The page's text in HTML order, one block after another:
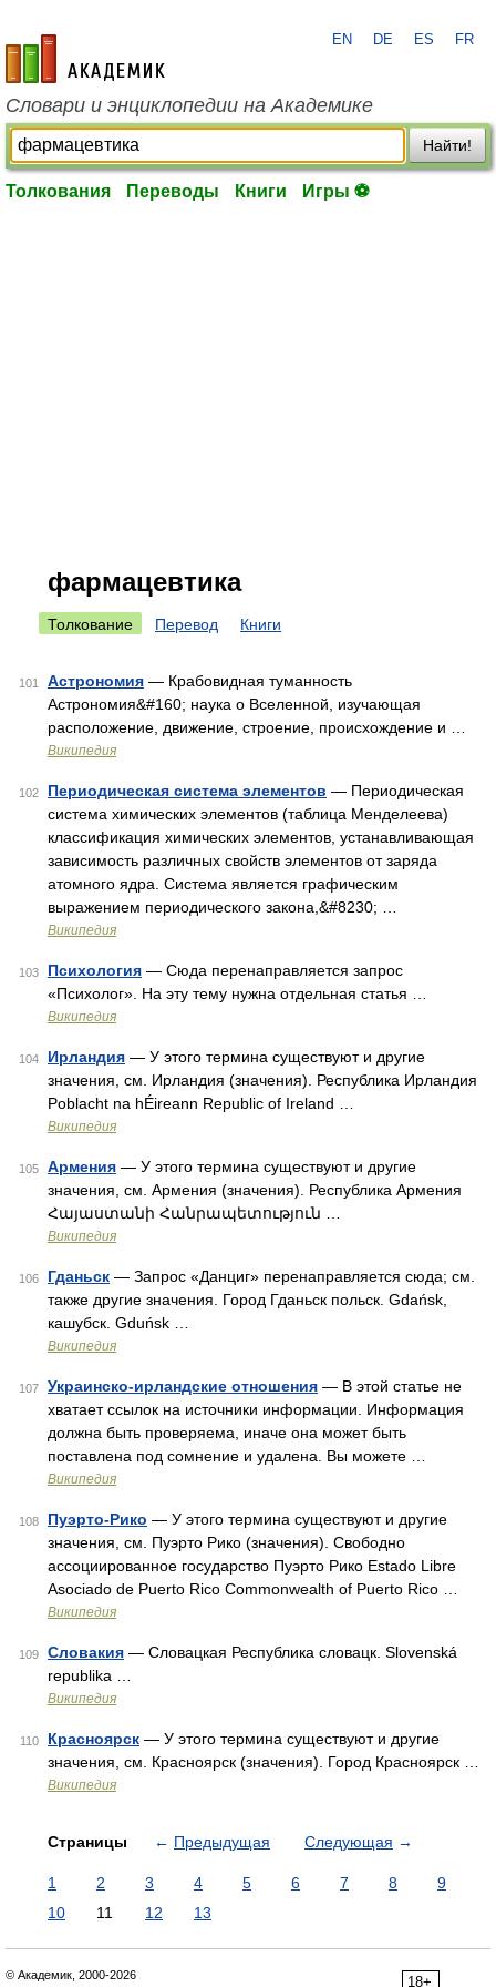
academic.ru
EN DE ES FR
Словари и энциклопедии на Академике
Найти!
Толкования Переводы Книги Игры ⚽
фармацевтика
Толкование Перевод Книги
101 Астрономия — Крабовидная туманность
Астрономия&#160; наука о Вселенной, изучающая
расположение, движение, строение, происхождение и …
Википедия
102 Периодическая система элементов — Периодическая
система химических элементов (таблица Менделеева)
классификация химических элементов, устанавливающая
зависимость различных свойств элементов от заряда
атомного ядра. Система является графическим
выражением периодического закона,&#8230; …
Википедия
103 Психология — Сюда перенаправляется запрос
«Психолог». На эту тему нужна отдельная статья …
Википедия
104 Ирландия — У этого термина существуют и другие
значения, см. Ирландия (значения). Республика Ирландия
Poblacht na hÉireann Republic of Ireland …
Википедия
105 Армения — У этого термина существуют и другие
значения, см. Армения (значения). Республика Армения
Հայաստանի Հանրապետություն …
Википедия
106 Гданьск — Запрос «Данциг» перенаправляется сюда; см.
также другие значения. Город Гданьск польск. Gdańsk,
кашубск. Gduńsk …
Википедия
107 Украинско-ирландские отношения — В этой статье не
хватает ссылок на источники информации. Информация
должна быть проверяема, иначе она может быть
поставлена под сомнение и удалена. Вы можете …
Википедия
108 Пуэрто-Рико — У этого термина существуют и другие
значения, см. Пуэрто Рико (значения). Свободно
ассоциированное государство Пуэрто Рико Estado Libre
Asociado de Puerto Rico Commonwealth of Puerto Rico …
Википедия
109 Словакия — Словацкая Республика словацк. Slovenská
republika …
Википедия
110 Красноярск — У этого термина существуют и другие
значения, см. Красноярск (значения). Город Красноярск …
Википедия
Страницы ← Предыдущая Следующая →
1 2 3 4 5 6 7 8
9
10
11 12 13
18+
© Академик, 2000-2026